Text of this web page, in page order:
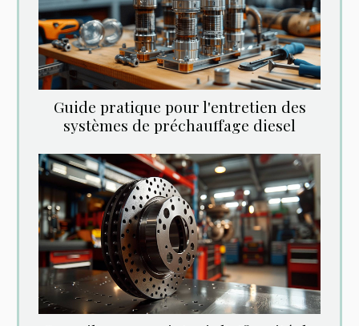
Guide pratique pour l'entretien des
systèmes de préchauffage diesel